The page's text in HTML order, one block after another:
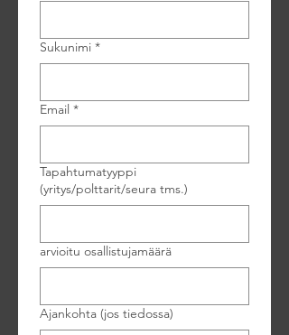
Sukunimi *
Email *
Tapahtumatyyppi
(yritys/polttarit/seura tms.)
arvioitu osallistujamäärä
Ajankohta (jos tiedossa)